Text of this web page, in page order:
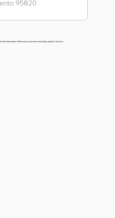
slot shown above. Please ensure you have everything ready for this time.